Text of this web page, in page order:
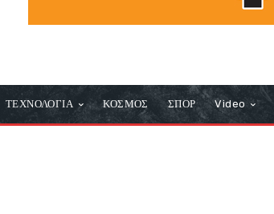
ΤΕΧΝΟΛΟΓΙΑ ΚΟΣΜΟΣ ΣΠΟΡ Video